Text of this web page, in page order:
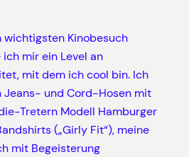
wichtigsten Kinobesuch
mir ein Level an
mit dem ich cool bin. Ich
Jeans- und Cord-Hosen mit
Tretern Modell Hamburger
(„Girly Fit“), meine
mit Begeisterung